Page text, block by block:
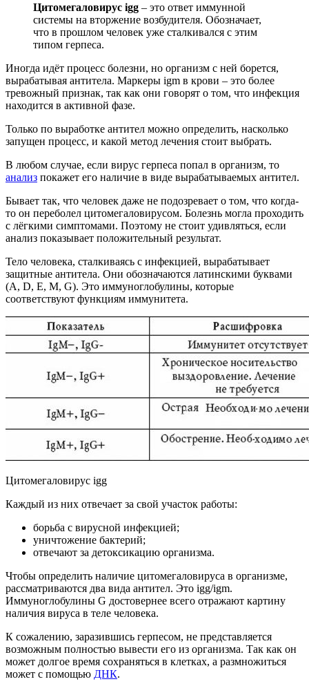
Цитомегаловирус igg – это ответ иммунной
системы на вторжение возбудителя. Обозначает,
что в прошлом человек уже сталкивался с этим
типом герпеса.
Иногда идёт процесс болезни, но организм с ней борется,
вырабатывая антитела. Маркеры igm в крови – это более
тревожный признак, так как они говорят о том, что инфекция
находится в активной фазе.
Только по выработке антител можно определить, насколько
запущен процесс, и какой метод лечения стоит выбрать.
В любом случае, если вирус герпеса попал в организм, то
анализ покажет его наличие в виде вырабатываемых антител.
Бывает так, что человек даже не подозревает о том, что когда-
то он переболел цитомегаловирусом. Болезнь могла проходить
с лёгкими симптомами. Поэтому не стоит удивляться, если
анализ показывает положительный результат.
Тело человека, сталкиваясь с инфекцией, вырабатывает
защитные антитела. Они обозначаются латинскими буквами
(A, D, E, M, G). Это иммуноглобулины, которые
соответствуют функциям иммунитета.
Цитомегаловирус igg
Каждый из них отвечает за свой участок работы:
борьба с вирусной инфекцией;
уничтожение бактерий;
отвечают за детоксикацию организма.
Чтобы определить наличие цитомегаловируса в организме,
рассматриваются два вида антител. Это igg/igm.
Иммуноглобулины G достовернее всего отражают картину
наличия вируса в теле человека.
К сожалению, заразившись герпесом, не представляется
возможным полностью вывести его из организма. Так как он
может долгое время сохраняться в клетках, а размножиться
может с помощью ДНК.